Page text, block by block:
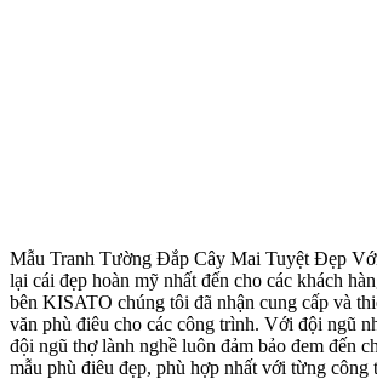
Mẫu Tranh Tường Đắp Cây Mai Tuyệt Đẹp
lại cái đẹp hoàn mỹ nhất đến cho các khách
bên KISATO chúng tôi đã nhận cung cấp và
văn phù điêu cho các công trình. Với đội ngũ
đội ngũ thợ lành nghề luôn đảm bảo đem đến
mẫu phù điêu đẹp, phù hợp nhất với từng công